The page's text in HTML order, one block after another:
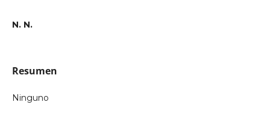
N. N.
Resumen
Ninguno